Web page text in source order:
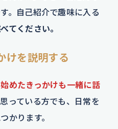
。自己紹介で趣味に入る
てください。
けを説明する
始めたきっかけも一緒に話
っている方でも、日常を
かります。